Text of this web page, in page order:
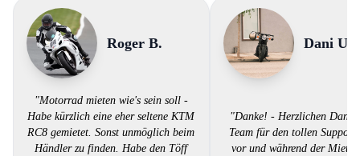
Roger B.
"Motorrad mieten wie's sein soll -
Habe kürzlich eine eher seltene KTM
RC8 gemietet. Sonst unmöglich beim
Händler zu finden. Habe den Töff
Dani U.
"Danke! - Herzlichen Dank
Team für den tollen
vor und während der Miete